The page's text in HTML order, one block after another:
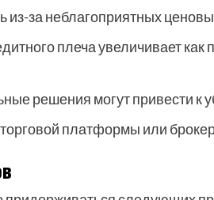
из-за неблагоприятных
плеча увеличивает
решения могут привести к
платформы или